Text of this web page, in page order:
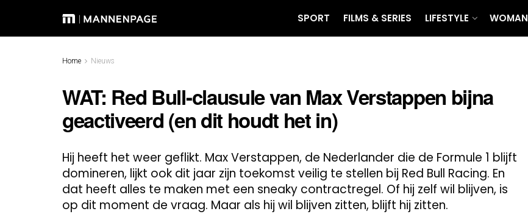
SPORT FILMS & SERIES LIFESTYLE WOMAN
Home Nieuws
WAT: Red Bull-clausule van Max Verstappen bijna
geactiveerd (en dit houdt het in)
Hij heeft het weer geflikt. Max Verstappen, de Nederlander die de Formule 1 blijft
domineren, lijkt ook dit jaar zijn toekomst veilig te stellen bij Red Bull Racing. En
dat heeft alles te maken met een sneaky contractregel. Of hij zelf wil blijven, is
op dit moment de vraag. Maar als hij wil blijven zitten, blijft hij zitten.